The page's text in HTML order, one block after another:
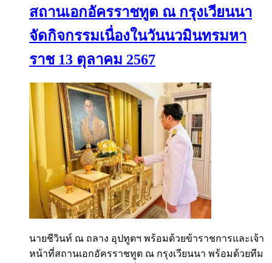
สถานเอกอัครราชทูต ณ กรุงเวียนนา
จัดกิจกรรมเนื่องในวันนวมินทรมหา
ราช 13 ตุลาคม 2567
นายชีวินท์ ณ ถลาง อุปทูตฯ พร้อมด้วยข้าราชการและเจ้า
หน้าที่สถานเอกอัครราชทูต ณ กรุงเวียนนา พร้อมด้วยทีม